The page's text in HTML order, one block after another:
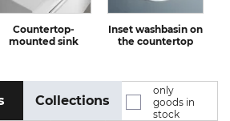
Countertop-
mounted sink
Inset washbasin on
the countertop
Collections
only
goods in
stock